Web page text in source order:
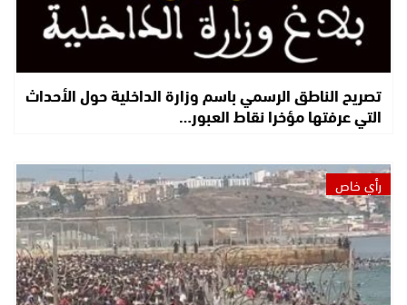
تصريح الناطق الرسمي باسم وزارة الداخلية حول الأحداث
التي عرفتها مؤخرا نقاط العبور…
رأي خاص